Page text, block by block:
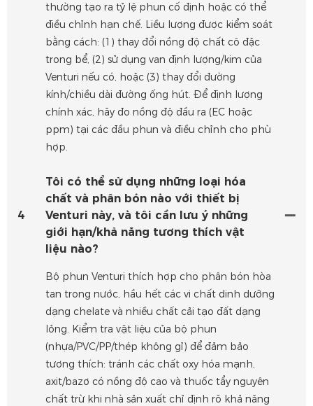
thường tạo ra tỷ lệ phun cố định hoặc có thể
điều chỉnh hạn chế. Liều lượng được kiểm soát
bằng cách: (1) thay đổi nồng độ chất cô đặc
trong bể, (2) sử dụng van định lượng/kim của
Venturi nếu có, hoặc (3) thay đổi đường
kính/chiều dài đường ống hút. Để định lượng
chính xác, hãy đo nồng độ đầu ra (EC hoặc
ppm) tại các đầu phun và điều chỉnh cho phù
hợp.
4
Tôi có thể sử dụng những loại hóa
chất và phân bón nào với thiết bị
Venturi này, và tôi cần lưu ý những
giới hạn/khả năng tương thích vật
liệu nào?
Bộ phun Venturi thích hợp cho phân bón hòa
tan trong nước, hầu hết các vi chất dinh dưỡng
dạng chelate và nhiều chất cải tạo đất dạng
lỏng. Kiểm tra vật liệu của bộ phun
(nhựa/PVC/PP/thép không gỉ) để đảm bảo
tương thích: tránh các chất oxy hóa mạnh,
axit/bazơ có nồng độ cao và thuốc tẩy nguyên
chất trừ khi nhà sản xuất chỉ định rõ khả năng